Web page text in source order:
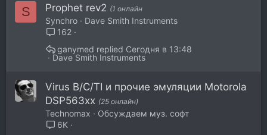
S Prophet rev2 (1 онлайн
Synchro
Dave Smith Instruments
162
Dave Smith Instruments
Сегодня в 13:48
ganymed
Virus B/C/TI и прочие эмуляции Motorola
DSP563xx (25 онлайн)
Technomax
Обсуждаем муз. софт
6K